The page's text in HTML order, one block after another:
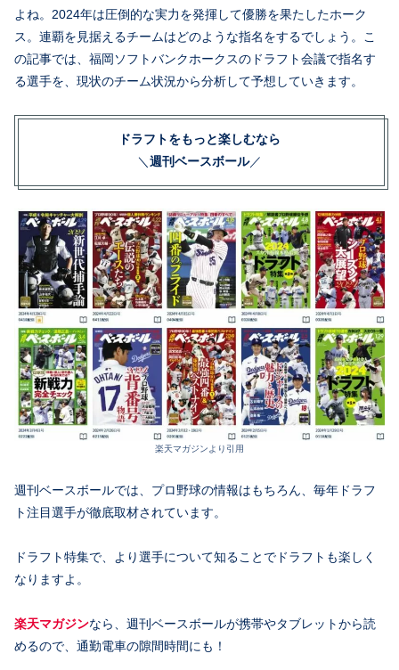
よね。2024年は圧倒的な実力を発揮して優勝を果たしたホーク
ス。連覇を見据えるチームはどのような指名をするでしょう。こ
の記事では、福岡ソフトバンクホークスのドラフト会議で指名す
る選手を、現状のチーム状況から分析して予想していきます。
ドラフトをもっと楽しむなら
＼ 週刊ベースボール／
楽天マガジンより引用
週刊ベースボールでは、プロ野球の情報はもちろん、毎年ドラフ
ト注目選手が徹底取材されています。
ドラフト特集で、より選手について知ることでドラフトも楽しく
なりますよ。
楽天マガジンなら、週刊ベースボールが携帯やタブレットから読
めるので、通勤電車の隙間時間にも！